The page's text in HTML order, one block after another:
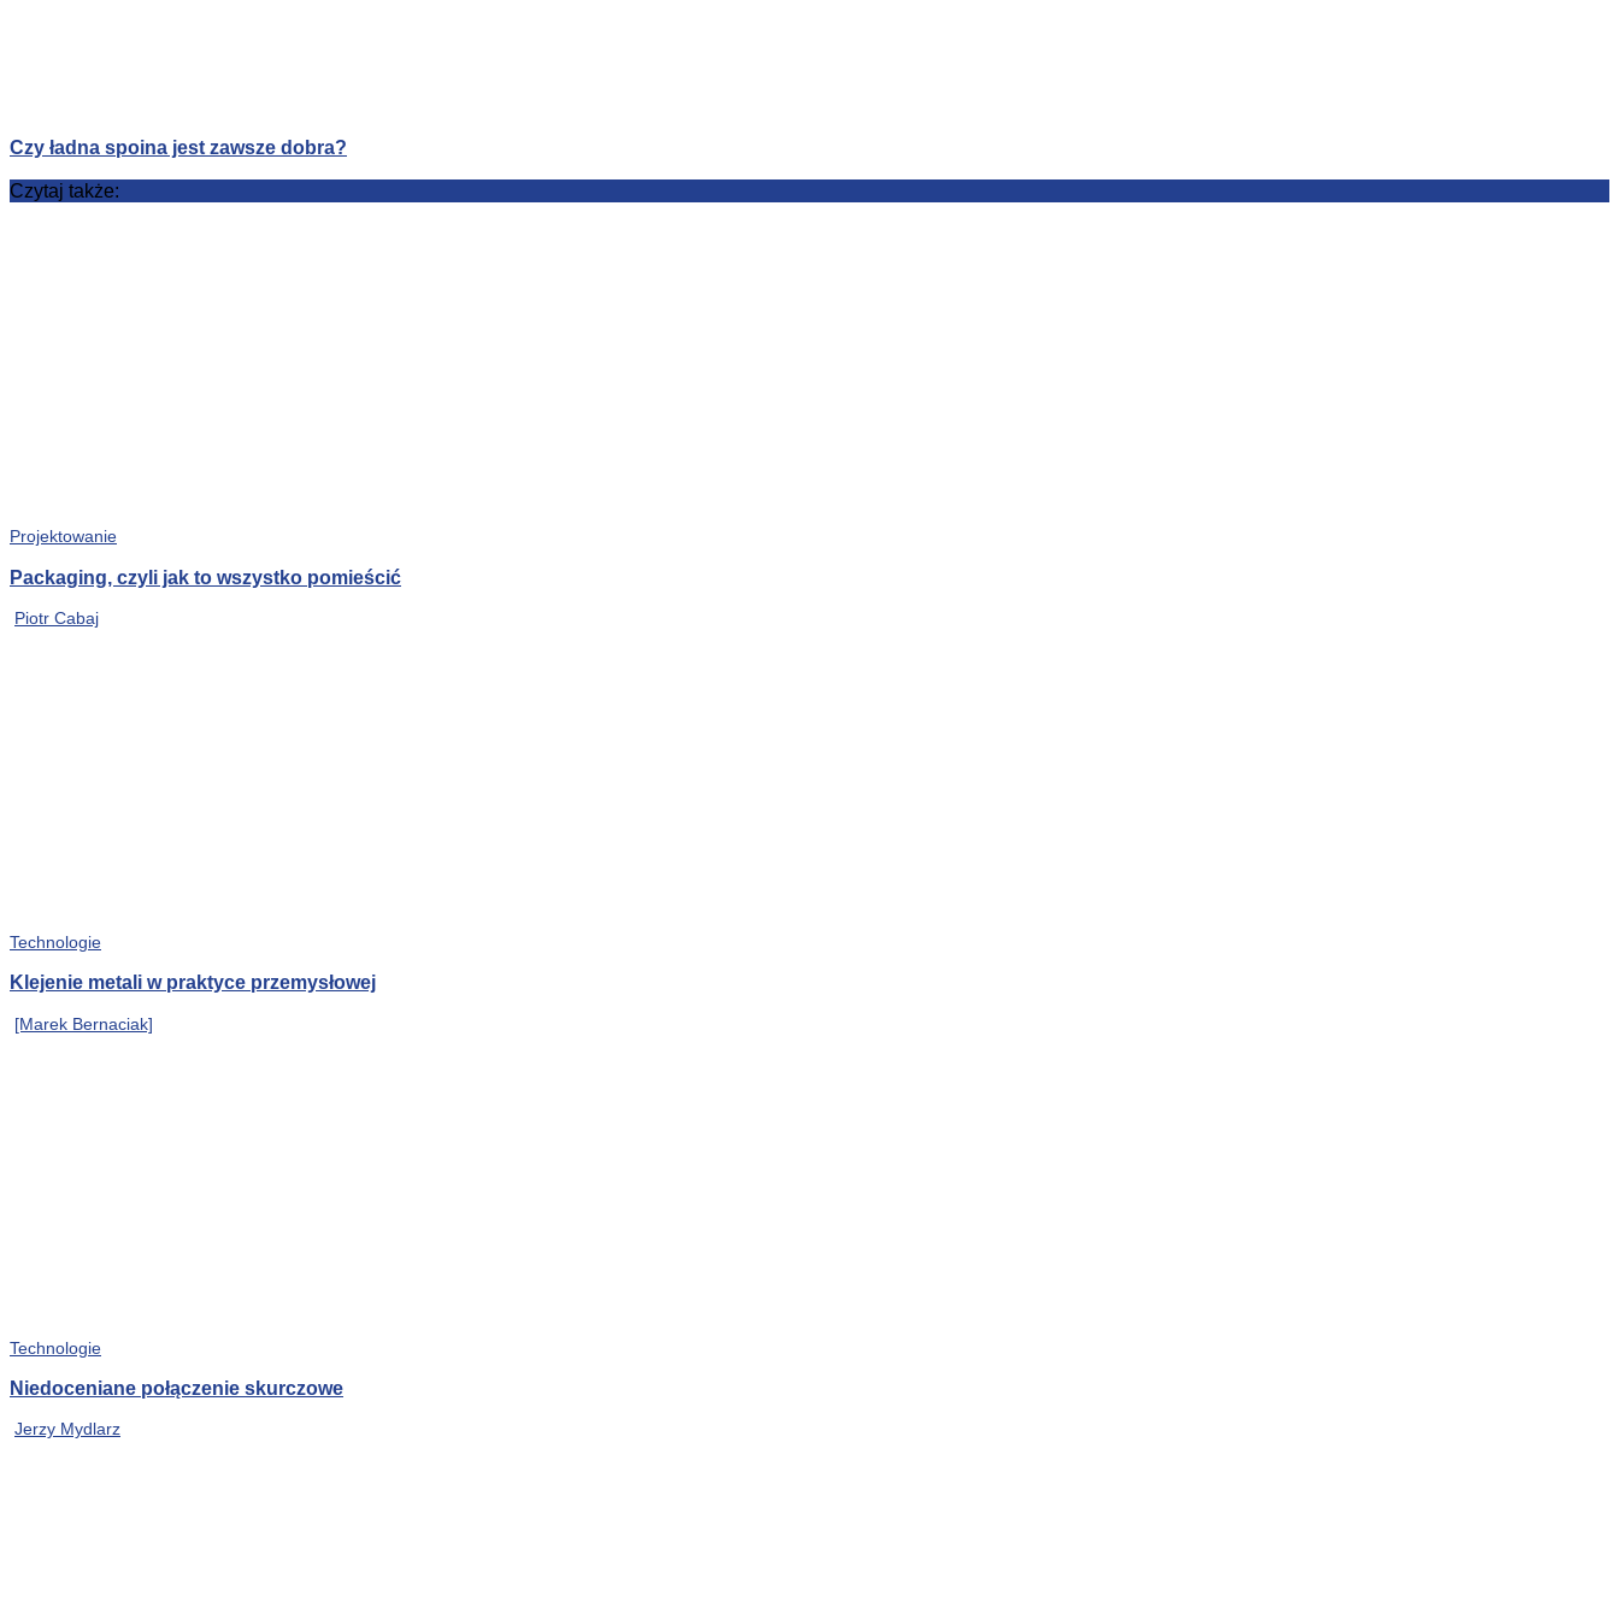
Czy ładna spoina jest zawsze dobra?
Czytaj także:
Projektowanie
Packaging, czyli jak to wszystko pomieścić
Piotr Cabaj
Technologie
Klejenie metali w praktyce przemysłowej
[Marek Bernaciak]
Technologie
Niedoceniane połączenie skurczowe
Jerzy Mydlarz